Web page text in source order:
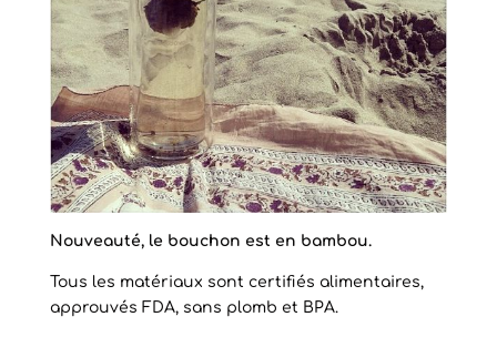
Nouveauté, le bouchon est en bambou.
Tous les matériaux sont certifiés alimentaires,
approuvés FDA, sans plomb et BPA.